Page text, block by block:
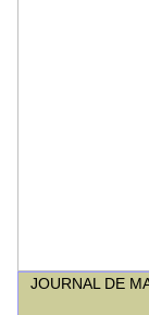
JOURNAL DE